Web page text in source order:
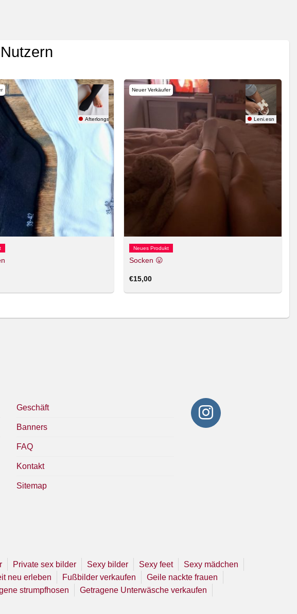
Afterlongshift
Neuer Verkäufer
Leni.esn
Neues Produkt
Socken 😛
€15,00
Geschäft
Banners
FAQ
Kontakt
Sitemap
Private sex bilder Sexy bilder Sexy feet
Sexy mädchen
neu erleben Fußbilder verkaufen
Geile nackte frauen
strumpfhosen Getragene Unterwäsche verkaufen